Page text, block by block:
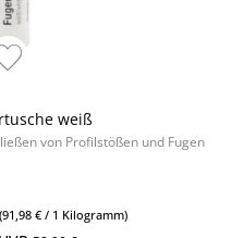
weiß
von Profilstößen und Fugen
(91,98 € / 1 Kilogramm)